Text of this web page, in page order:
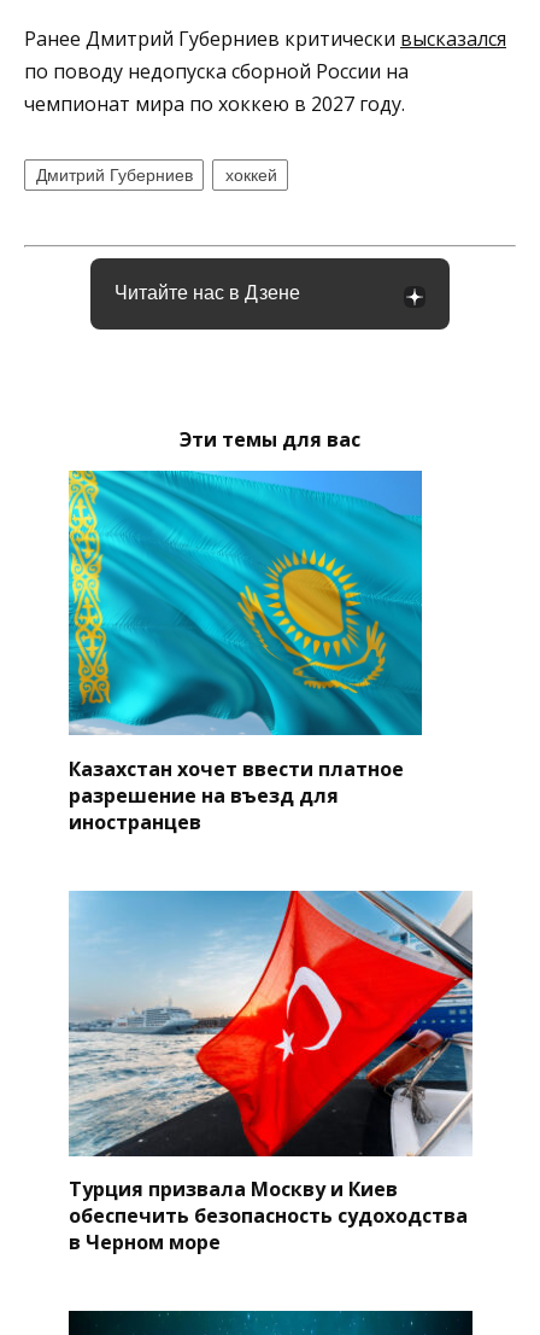
Ранее Дмитрий Губерниев критически высказался
по поводу недопуска сборной России на
чемпионат мира по хоккею в 2027 году.
Дмитрий Губерниев хоккей
Читайте нас в Дзене
Эти темы для вас
Казахстан хочет ввести платное
разрешение на въезд для
иностранцев
Турция призвала Москву и Киев
обеспечить безопасность судоходства
в Черном море